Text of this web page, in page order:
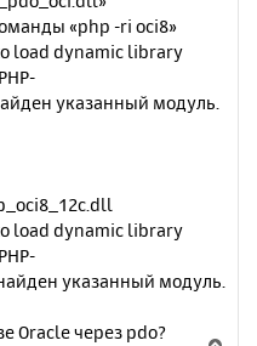
«php -ri oci8»
load dynamic library
указанный модуль.
load dynamic library
указанный модуль.
Oracle через pdo?